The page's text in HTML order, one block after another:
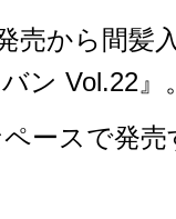
売から間髪
ン Vol.22』
ースで発